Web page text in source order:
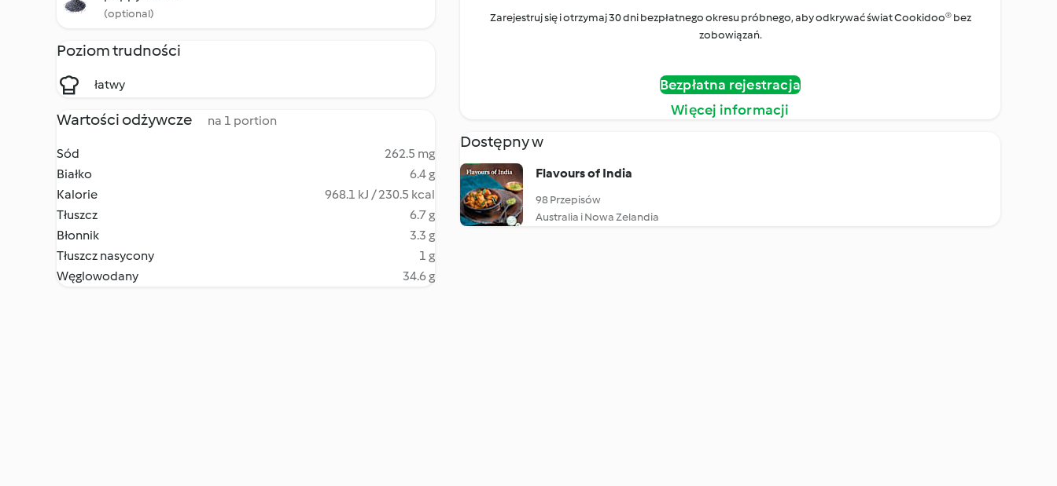
(optional)
Poziom trudności
łatwy
Wartości odżywcze na 1 portion
Sód
262.5 mg
Białko
6.4 g
Kalorie
968.1 kJ / 230.5 kcal
Tłuszcz
6.7 g
Błonnik
3.3 g
Tłuszcz nasycony
1 g
Węglowodany
34.6 g
Zarejestruj się i otrzymaj 30 dni bezpłatnego okresu próbnego, aby odkrywać świat Cookidoo® bez
zobowiązań.
Bezpłatna rejestracja
Więcej informacji
Dostępny w
Flavours of India
98 Przepisów
Australia i Nowa Zelandia